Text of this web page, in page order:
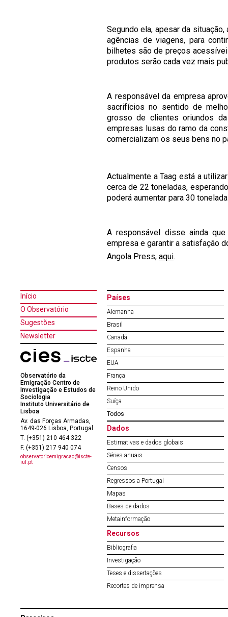
Segundo ela, apesar da
agências de viagens, para
bilhetes são de preços
produtos serão cada vez mais
A responsável da empresa
sacrifícios no sentido de
grosso de clientes oriundos
empresas lusas do ramo da
comercializam os seus bens no
Actualmente a Taag está a
cerca de 22 toneladas,
poderá aumentar para 30
A responsável disse ainda
empresa e garantir a satisfação
Angola Press, aqui.
Início
O Observatório
Sugestões
Newsletter
Observatório da
Emigração Centro de
Investigação e Estudos de
Sociologia
Instituto Universitário de
Lisboa
Av. das Forças Armadas,
1649-026 Lisboa, Portugal
T. (+351) 210 464 322
F. (+351) 217 940 074
observatorioemigracao@iscte-
iul.pt
Países
Alemanha
Brasil
Canadá
Espanha
EUA
França
Reino Unido
Suíça
Todos
Dados
Estimativas e dados globais
Séries anuais
Censos
Regressos a Portugal
Mapas
Bases de dados
Metainformação
Recursos
Bibliografia
Investigação
Teses e dissertações
Recortes de imprensa